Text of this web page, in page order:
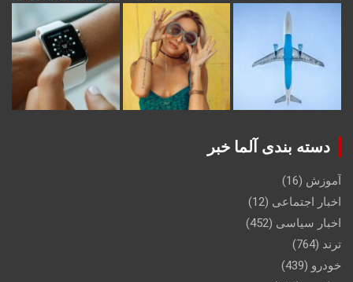
دسته بندی آلما خبر
آموزش (16)
اخبار اجتماعی (12)
اخبار سیاسی (452)
ترند (764)
خودرو (439)